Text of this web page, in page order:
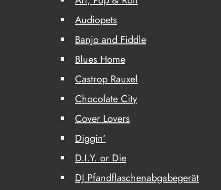
Audiopets
Banjo and Fiddle
Blues Home
Castrop Rauxel
Chocolate City
Cover Lovers
Diggin‘
D.I.Y. or Die
DJ Pfandflaschenabgabegerät